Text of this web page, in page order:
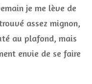
de
avec
je me lève de
assez mignon,
au plafond, mais
envie de se faire